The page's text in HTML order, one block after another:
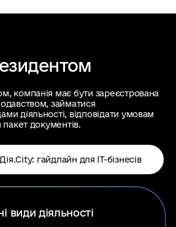
компанія має бути зареєстрована
займатися
діяльності, відповідати умовам
пакет документів.
гайдлайн для ІТ-бізнесів
види діяльності